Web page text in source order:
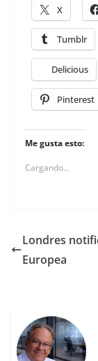
X
Tumblr
Delicious
Pinterest
Me gusta esto:
Cargando...
Londres
Europea